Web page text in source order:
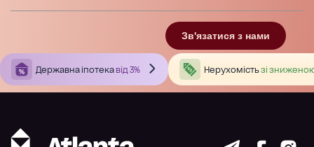
Зв'язатися з нами
Державна іпотека від 3% Нерухомістьзі